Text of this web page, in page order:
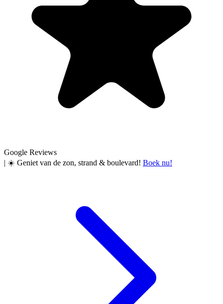
Google Reviews
| ☀️ Geniet van de zon, strand & boulevard! Boek nu!